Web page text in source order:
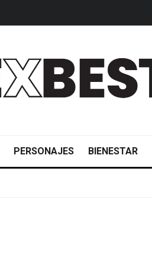
PERSONAJES BIENESTAR